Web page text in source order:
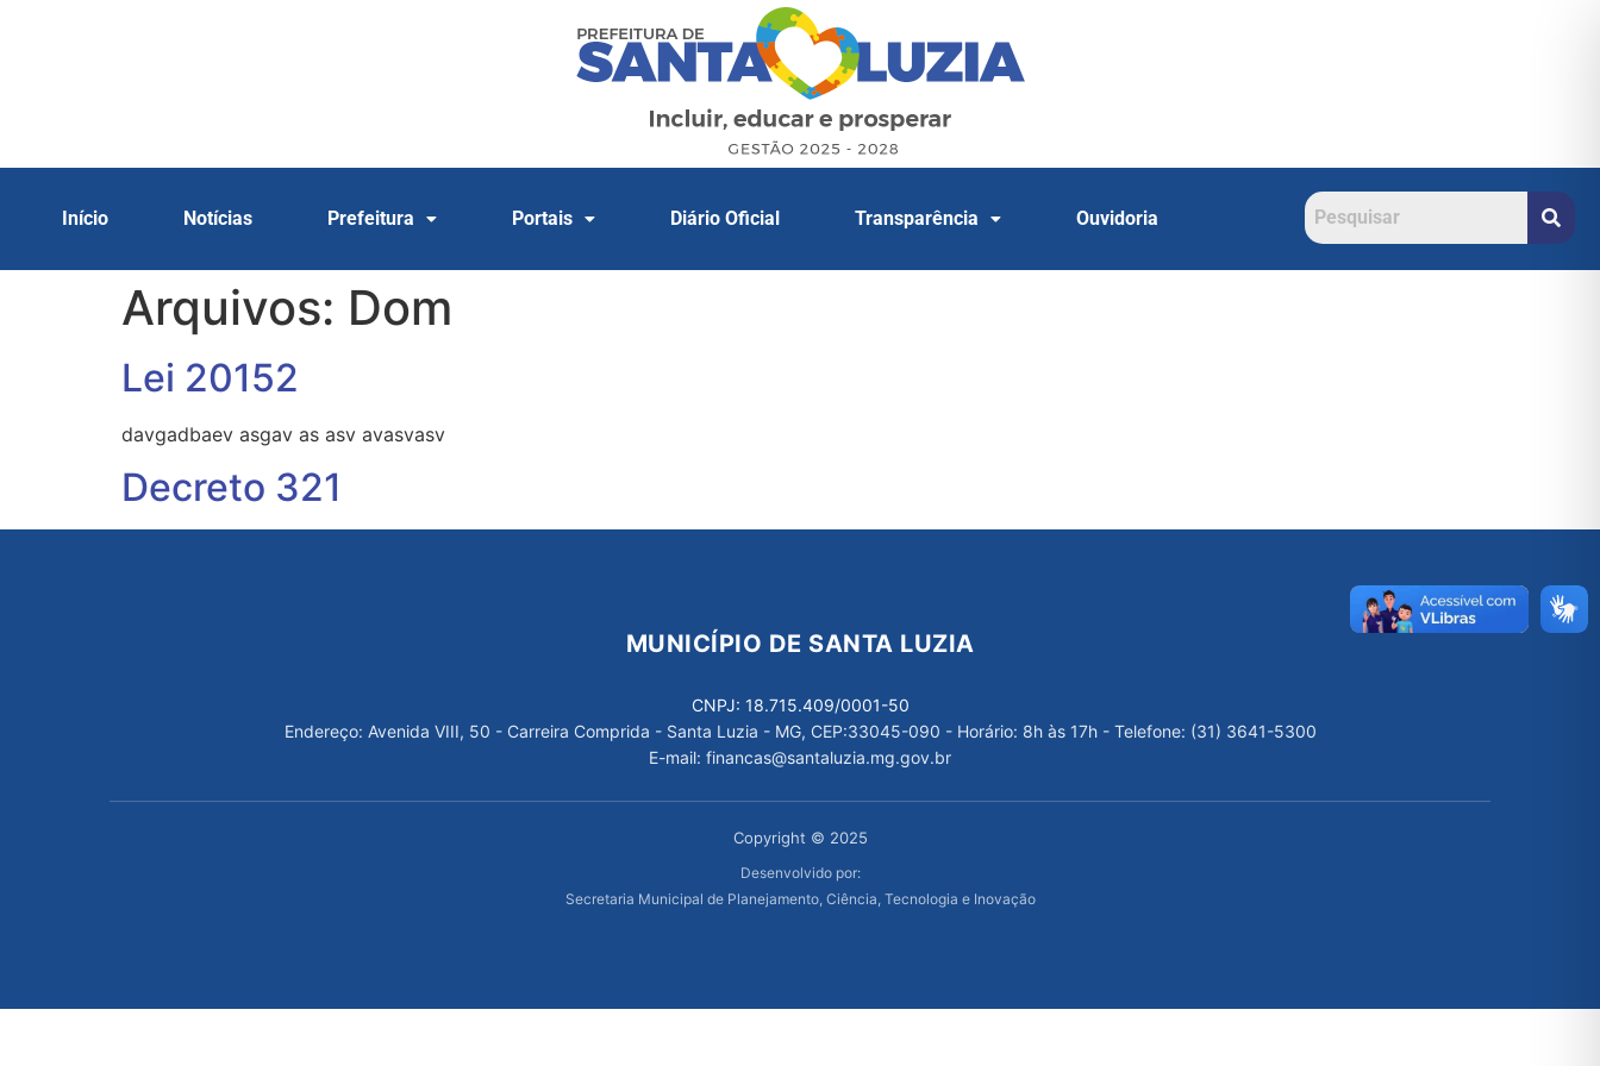
Início Notícias Prefeitura Portais Diário Oficial Transparência Ouvidoria
Arquivos: Dom
Lei 20152
davgadbaev asgav as asv avasvasv
Decreto 321
MUNICÍPIO DE SANTA LUZIA
CNPJ: 18.715.409/0001-50
Endereço: Avenida VIII, 50 - Carreira Comprida - Santa Luzia - MG, CEP:33045-090 - Horário: 8h às 17h - Telefone: (31) 3641-5300
E-mail: financas@santaluzia.mg.gov.br
Copyright © 2025
Desenvolvido por:
Secretaria Municipal de Planejamento, Ciência, Tecnologia e Inovação